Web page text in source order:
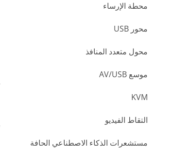
محطة الإرساء
محور USB
محول متعدد المنافذ
موسع AV/USB
KVM
التقاط الفيديو
مستشعرات الذكاء الاصطناعي الحافة